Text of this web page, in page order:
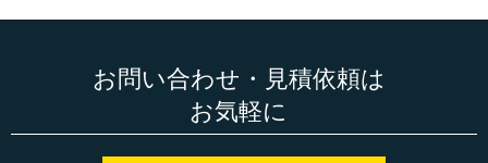
お問い合わせ・見積依頼は
お気軽に